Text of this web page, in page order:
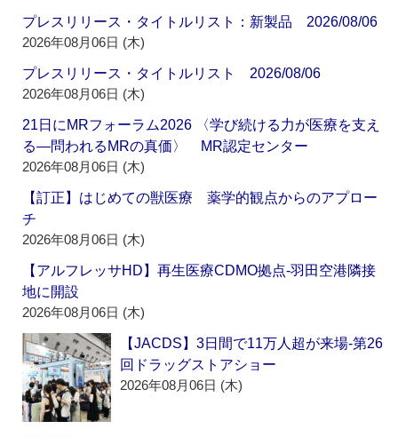
プレスリリース・タイトルリスト：新製品 2026/08/06
2026年08月06日 (木)
プレスリリース・タイトルリスト 2026/08/06
2026年08月06日 (木)
21日にMRフォーラム2026 〈学び続ける力が医療を支え
る―問われるMRの真価〉 MR認定センター
2026年08月06日 (木)
【訂正】はじめての獣医療 薬学的観点からのアプロー
チ
2026年08月06日 (木)
【アルフレッサHD】再生医療CDMO拠点‐羽田空港隣接
地に開設
2026年08月06日 (木)
【JACDS】3日間で11万人超が来場‐第26
回ドラッグストアショー
2026年08月06日 (木)